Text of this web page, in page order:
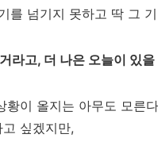
를 넘기지 못하고 딱 그
라고, 더 나은 오늘이 있을
황이 올지는 아무도 모른
싶겠지만,